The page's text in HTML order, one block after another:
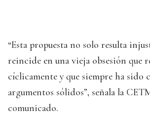
“Esta propuesta no solo resulta
reincide en una vieja obsesión que
cíclicamente y que siempre ha sido
argumentos sólidos”, señala la
comunicado.